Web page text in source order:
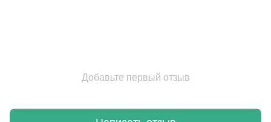
Добавьте первый отзыв